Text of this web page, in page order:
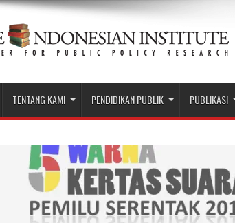
TENTANG KAMI PENDIDIKAN PUBLIK PUBLIKASI